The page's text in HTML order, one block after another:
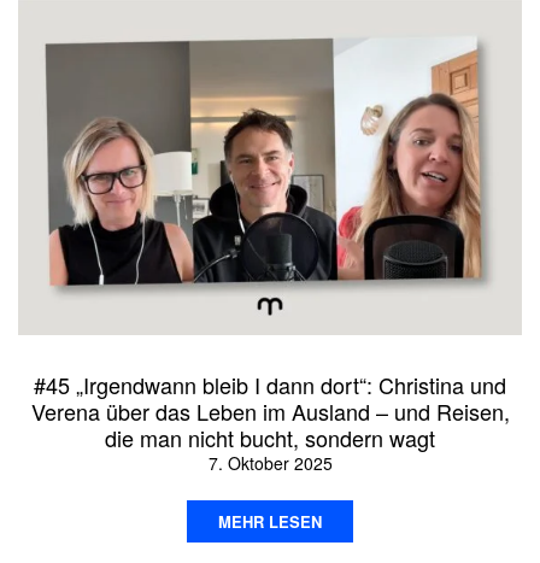
#45 „Irgendwann bleib I dann dort“: Christina und
Verena über das Leben im Ausland – und Reisen,
die man nicht bucht, sondern wagt
7. Oktober 2025
MEHR LESEN